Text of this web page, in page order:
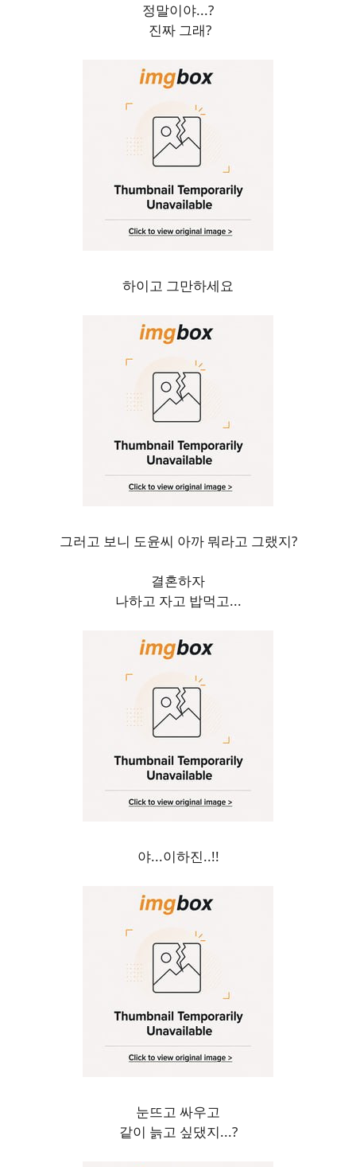
정말이야...?
진짜 그래?
하이고 그만하세요
그러고 보니 도윤씨 아까 뭐라고 그랬지?
결혼하자
나하고 자고 밥먹고...
야...이하진..!!
눈뜨고 싸우고
같이 늙고 싶댔지...?